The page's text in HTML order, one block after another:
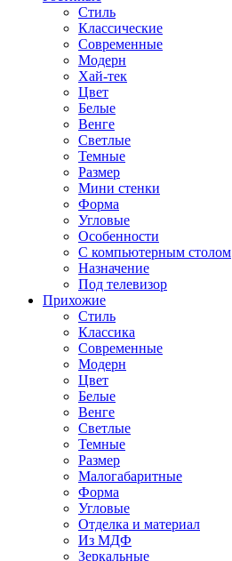
Стиль
Классические
Современные
Модерн
Хай-тек
Цвет
Белые
Венге
Светлые
Темные
Размер
Мини стенки
Форма
Угловые
Особенности
С компьютерным столом
Назначение
Под телевизор
Прихожие
Стиль
Классика
Современные
Модерн
Цвет
Белые
Венге
Светлые
Темные
Размер
Малогабаритные
Форма
Угловые
Отделка и материал
Из МДФ
Зеркальные